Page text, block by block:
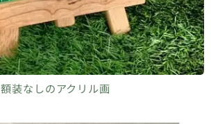
額装なしのアクリル画